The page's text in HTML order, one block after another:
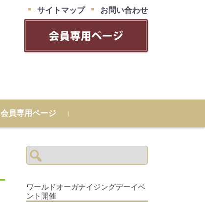
サイトマップ お問い合わせ
会員専用ページ
検
索:
ワールドオーガナイジングデーイベ
ント開催